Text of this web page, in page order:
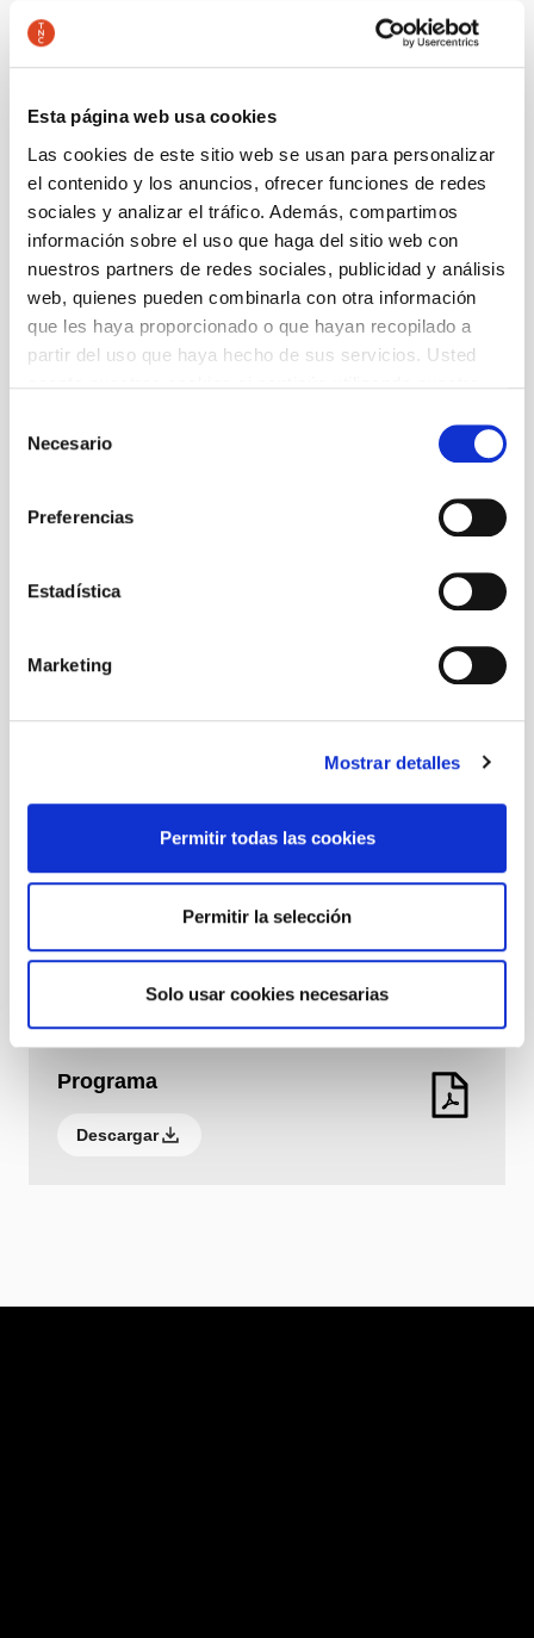
Esta página web usa cookies
Las cookies de este sitio web se usan para personalizar
el contenido y los anuncios, ofrecer funciones de redes
sociales y analizar el tráfico. Además, compartimos
información sobre el uso que haga del sitio web con
nuestros partners de redes sociales, publicidad y análisis
web, quienes pueden combinarla con otra información
que les haya proporcionado o que hayan recopilado a
partir del uso que haya hecho de sus servicios. Usted
Necesario
Preferencias
Estadística
Marketing
Mostrar detalles
Permitir todas las cookies
Permitir la selección
Solo usar cookies necesarias
Direcció musical
Amb
Marcel Borràs, Carlota Grau, David Muñiz, Àlex
Serrano
+ Ficha artística
Precios
-50% Jóvenes, parados y personas con discapacidad:
-15% Compra antes del estreno: 22 €
Precio general: 26 €
Concierto escenificado
Horarios
Viernes y sábado a las 19 h Domingo a las 18 h
Concierto escenificado
1 h 35 min
Espectáculo incluido en el abono.
Edad recomendada
Programa
Descargar